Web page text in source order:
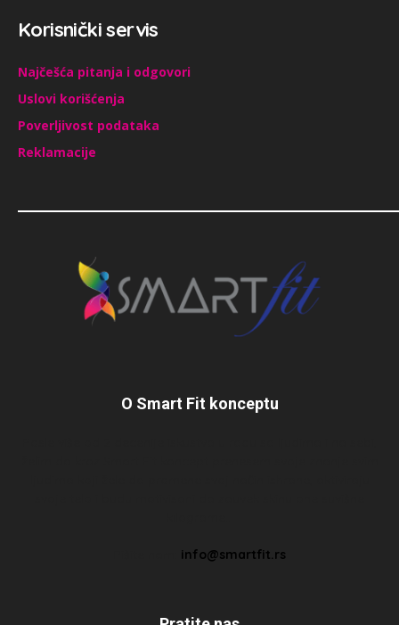
Korisnički servis
Najčešća pitanja i odgovori
Uslovi korišćenja
Poverljivost podataka
Reklamacije
O Smart Fit konceptu
info@smartfit.rs